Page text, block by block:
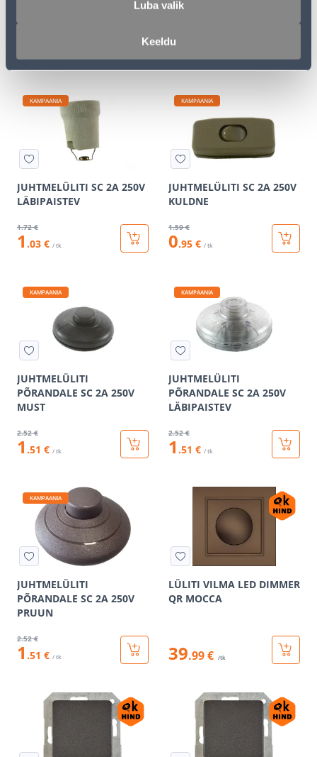
Luba valik
Keeldu
MUST
1
0
KAMPAANIA
JUHTMELÜLITI SC 2A 250V
LÄBIPAISTEV
1.72 €
1 .03 € / tk
KAMPAANIA
JUHTMELÜLITI SC 2A 250V
KULDNE
1.59 €
0.95 € / tk
KAMPAANIA
JUHTMELÜLITI
PÕRANDALE SC 2A 250V
MUST
2.52 €
1 .51 € / tk
KAMPAANIA
JUHTMELÜLITI
PÕRANDALE SC 2A 250V
LÄBIPAISTEV
2.52 €
1 .51 € / tk
KAMPAANIA
JUHTMELÜLITI
PÕRANDALE SC 2A 250V
PRUUN
2.52 €
1 .51 € / tk
LÜLITI VILMA LED DIMMER
QR MOCCA
39.99 € /tk